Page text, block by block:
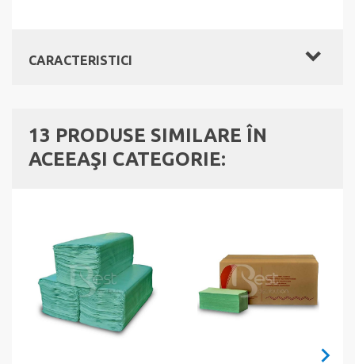
CARACTERISTICI
13 PRODUSE SIMILARE ÎN
ACEEAŞI CATEGORIE: